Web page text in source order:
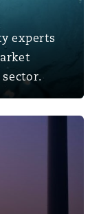
experts